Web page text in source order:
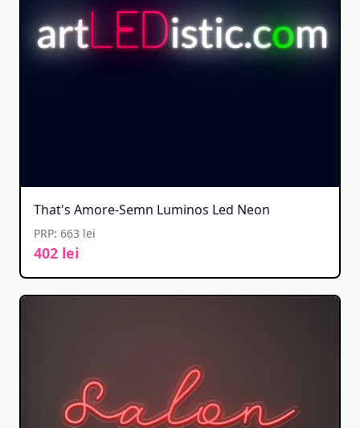
That's Amore-Semn Luminos Led Neon
PRP: 663 lei
402 lei